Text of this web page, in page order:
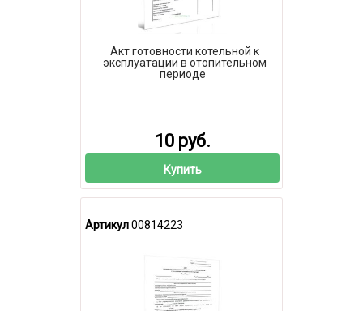
Акт готовности котельной к
эксплуатации в отопительном
периоде
10 руб.
Купить
Артикул00814223